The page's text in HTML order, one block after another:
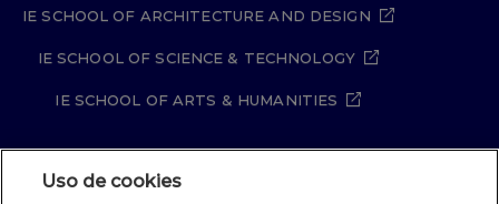
IE SCHOOL OF ARCHITECTURE AND DESIGN
IE SCHOOL OF SCIENCE & TECHNOLOGY
IE SCHOOL OF ARTS & HUMANITIES
Aviso legal
Uso de cookies